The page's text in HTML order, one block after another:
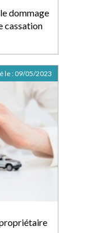
dommage
cassation
le : 09/05/2023